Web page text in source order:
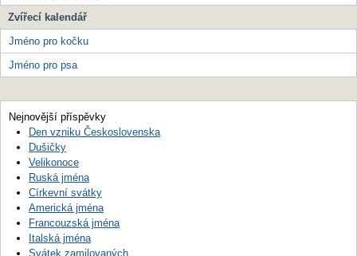
Zvířecí kalendář
Jméno pro kočku
Jméno pro psa
Nejnovější příspěvky
Den vzniku Československa
Dušičky
Velikonoce
Ruská jména
Církevní svátky
Americká jména
Francouzská jména
Italská jména
Svátek zamilovaných